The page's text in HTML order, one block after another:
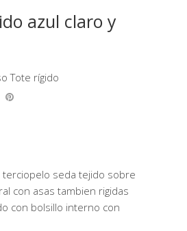
azul claro y
Tote rígido
terciopelo seda tejido sobre
con asas tambien rigidas
con bolsillo interno con